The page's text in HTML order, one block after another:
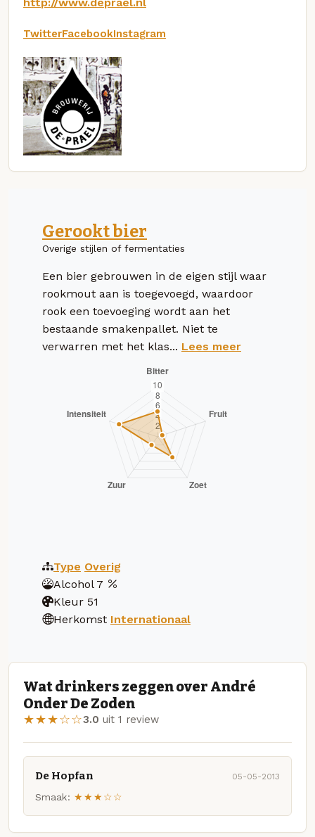
TwitterFacebookInstagram
Gerookt bier
Overige stijlen of fermentaties
Een bier gebrouwen in de eigen stijl waar
rookmout aan is toegevoegd, waardoor
rook een toevoeging wordt aan het
bestaande smakenpallet. Niet te
verwarren met het klas... Lees meer
Type Overig
Alcohol 7
Kleur 51
Herkomst Internationaal
Wat drinkers zeggen over André
Onder De Zoden
★★★☆☆3.0 uit 1 review
De Hopfan 05-05-2013
Smaak: ★★★☆☆